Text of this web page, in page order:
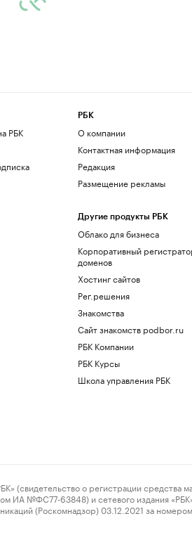
РБК
РБК
О компании
Контактная информация
Редакция
Размещение рекламы
Другие продукты РБК
Облако для бизнеса
Корпоративный
доменов
Хостинг сайтов
Рег.решения
Знакомства
Сайт знакомств podbor.ru
РБК Компании
РБК Курсы
Школа управления РБК
о регистрации средства
ИА №ФС77-63848) и сетевого издания
(Роскомнадзор) 03.12.2021 за